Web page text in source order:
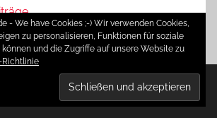
Theme: Donovan von ThemeZee.
- We have Cookies ;-) Wir verwenden Cookies,
zu personalisieren, Funktionen für soziale
und die Zugriffe auf unsere Website zu
Richtlinie